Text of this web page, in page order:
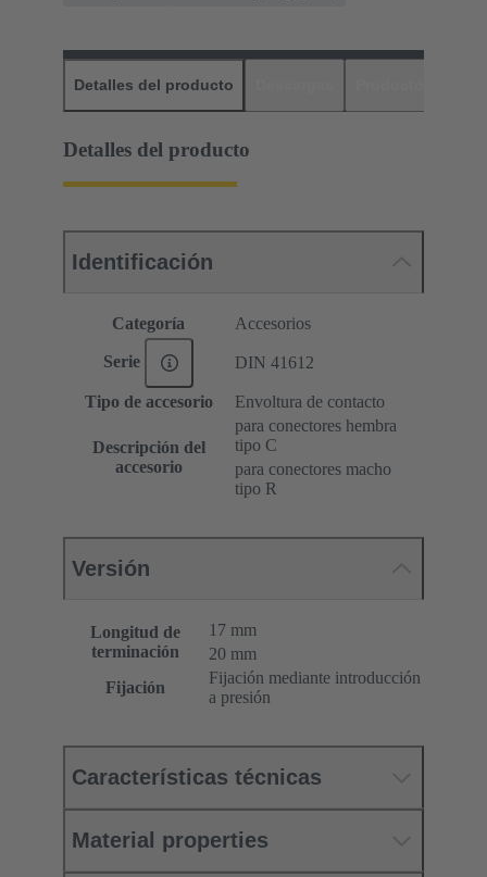
Detalles del producto
Detalles del producto
Identificación
Categoría Accesorios
Serie DIN 41612
Tipo de accesorio Envoltura de contacto
Descripción del
accesorio
para conectores hembra
tipo C
para conectores macho
tipo R
Versión
Longitud de
terminación
17 mm
20 mm
Fijación
Fijación mediante introducción
a presión
Características técnicas
Material properties